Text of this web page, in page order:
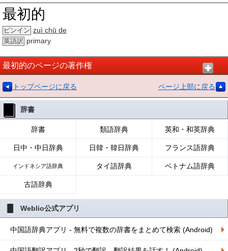
最初的
ピンイン zuì chū de
英語訳 primary
最初的のページの著作権
トップページに戻る ページ上部に戻る
辞書
辞書 類語辞典 英和・和英辞典
日中・中日辞典 日韓・韓日辞典 フランス語辞典
インドネシア語辞典 タイ語辞典 ベトナム語辞典
古語辞典
Weblio公式アプリ
中国語辞典アプリ - 無料で複数の辞書をまとめて検索 (Android)